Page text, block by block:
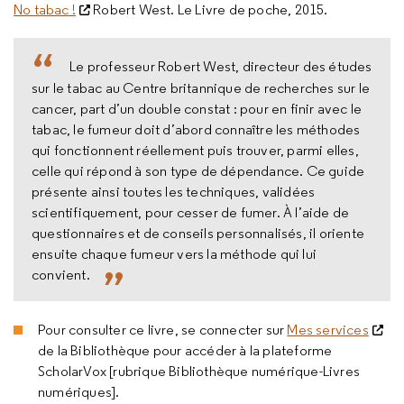
No tabac ! Robert West. Le Livre de poche, 2015.
Le professeur Robert West, directeur des études
sur le tabac au Centre britannique de recherches sur le
cancer, part d’un double constat : pour en finir avec le
tabac, le fumeur doit d’abord connaître les méthodes
qui fonctionnent réellement puis trouver, parmi elles,
celle qui répond à son type de dépendance. Ce guide
présente ainsi toutes les techniques, validées
scientifiquement, pour cesser de fumer. À l’aide de
questionnaires et de conseils personnalisés, il oriente
ensuite chaque fumeur vers la méthode qui lui
convient.
Pour consulter ce livre, se connecter sur Mes services
de la Bibliothèque pour accéder à la plateforme
ScholarVox [rubrique Bibliothèque numérique-Livres
numériques].